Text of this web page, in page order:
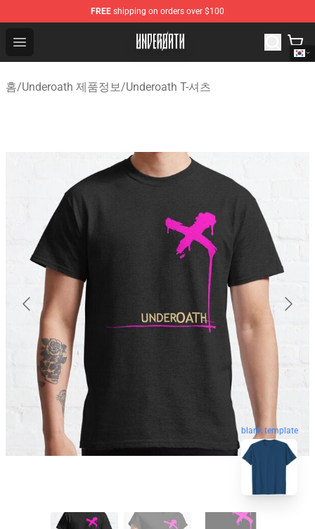
FREE shipping on orders over $100
Open menu
Underoath Store - Official Underoath Merchandise Shop
홈/Underoath 제품정보/Underoath T-셔츠
blank template